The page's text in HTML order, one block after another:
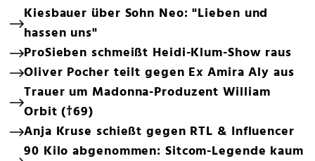
Kiesbauer über Sohn Neo: "Lieben und
hassen uns"
ProSieben schmeißt Heidi-Klum-Show raus
Oliver Pocher teilt gegen Ex Amira Aly aus
Trauer um Madonna-Produzent William
Orbit (†69)
Anja Kruse schießt gegen RTL & Influencer
90 Kilo abgenommen: Sitcom-Legende kaum